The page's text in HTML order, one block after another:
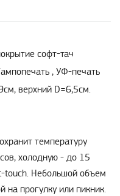
софт-тач
, УФ-печать
верхний D=6,5см.
температуру
холодную - до 15
touch. Небольшой объем
на прогулку или пикник.